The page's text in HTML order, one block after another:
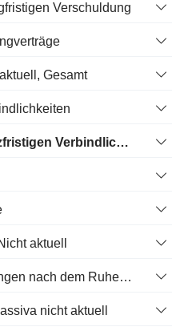
Verschuldung
Gesamt
Gesamtsumme der kurzfristigen Verbindlichkeiten
aktuell
Renten & andere Leistungen nach dem Ruhestand
nicht aktuell